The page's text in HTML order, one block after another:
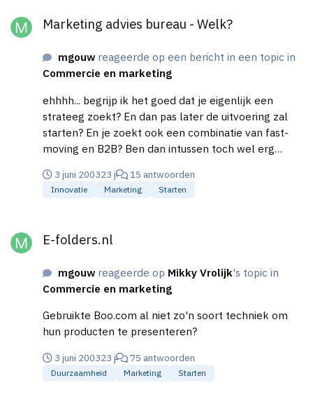
Marketing advies bureau - Welk?
mgouw reageerde op een bericht in een topic in
Commercie en marketing
ehhhh... begrijp ik het goed dat je eigenlijk een
strateeg zoekt? En dan pas later de uitvoering zal
starten? En je zoekt ook een combinatie van fast-
moving en B2B? Ben dan intussen toch wel erg
3 juni 200323 j 15 antwoorden
Innovatie Marketing Starten
E-folders.nl
mgouw reageerde op Mikky Vrolijk's topic in
Commercie en marketing
Gebruikte Boo.com al niet zo'n soort techniek om
hun producten te presenteren?
3 juni 200323 j 75 antwoorden
Duurzaamheid Marketing Starten